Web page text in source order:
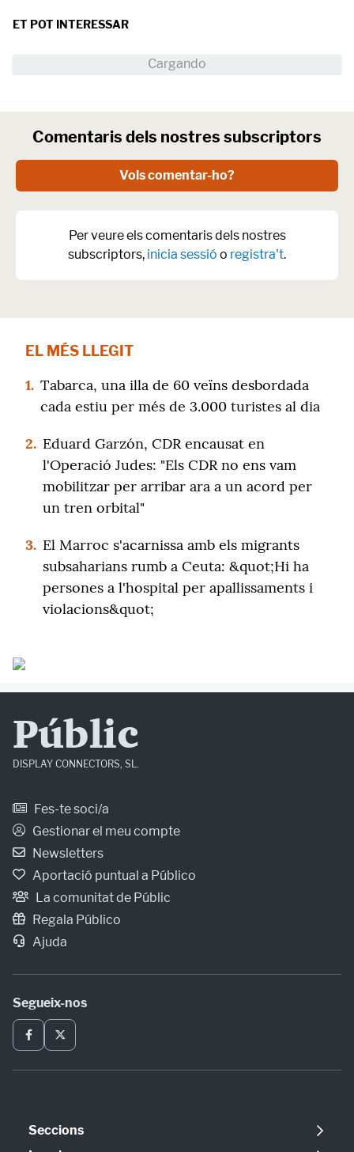
ET POT INTERESSAR
Comentaris dels nostres subscriptors
Vols comentar-ho?
Per veure els comentaris dels nostres
subscriptors, inicia sessió o registra't.
EL MÉS LLEGIT
1. Tabarca, una illa de 60 veïns desbordada
cada estiu per més de 3.000 turistes al dia
2. Eduard Garzón, CDR encausat en
l'Operació Judes: "Els CDR no ens vam
mobilitzar per arribar ara a un acord per
un tren orbital"
3. El Marroc s'acarnissa amb els migrants
subsaharians rumb a Ceuta: &quot;Hi ha
persones a l'hospital per apallissaments i
violacions&quot;
Públic
DISPLAY CONNECTORS, SL.
Fes-te soci/a
Gestionar el meu compte
Newsletters
Aportació puntual a Público
La comunitat de Públic
Regala Público
Ajuda
Segueix-nos
Seccions